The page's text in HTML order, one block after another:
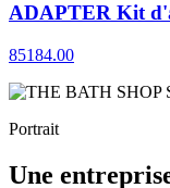
ADAPTER Kit
85184.00
Portrait
Une